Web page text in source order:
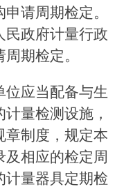
请周期检定。
民政府计量行政
期检定。
应当配备与生
量检测设施，
章制度，规定本
相应的检定周
计量器具定期检